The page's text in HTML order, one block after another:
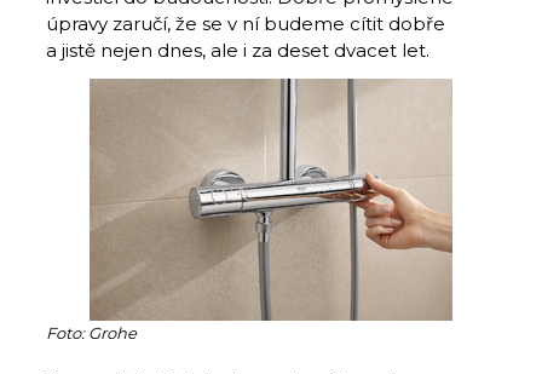
úpravy zaručí, že se v ní budeme cítit dobře
a jistě nejen dnes, ale i za deset dvacet let.
Foto: Grohe